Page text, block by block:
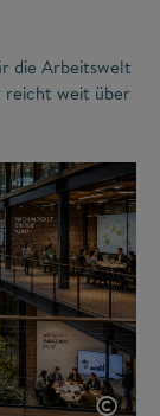
die Arbeitswelt
reicht weit über
©